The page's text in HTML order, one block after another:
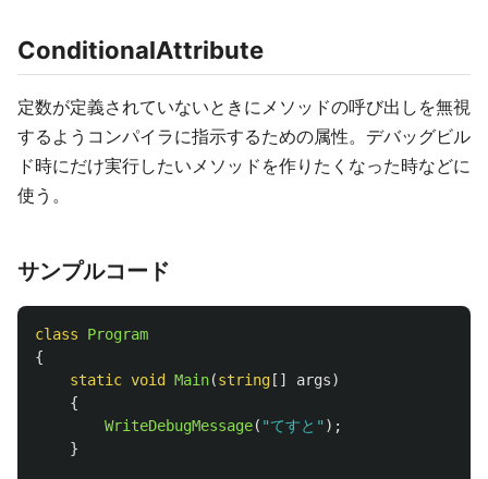
ConditionalAttribute
定数が定義されていないときにメソッドの呼び出しを無視
するようコンパイラに指示するための属性。デバッグビル
ド時にだけ実行したいメソッドを作りたくなった時などに
使う。
サンプルコード
class
Program
{
static void Main(string[] args)
{
WriteDebugMessage( "てすと" );
}